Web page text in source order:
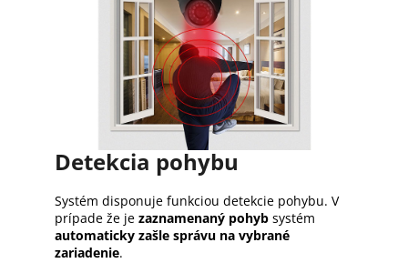
Detekcia pohybu
Systém disponuje funkciou detekcie pohybu. V
prípade že je zaznamenaný pohyb systém
automaticky zašle správu na vybrané
zariadenie.